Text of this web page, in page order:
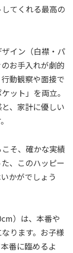
てくれる最高の
イン（白襟・パ
お手入れが劇的
動観察や面接で
ット」を両立。
、家計に優しい
こそ、確かな実績
、このハッピー
かがでしょう
）は、本番や
ります。お子様
番に臨めるよ